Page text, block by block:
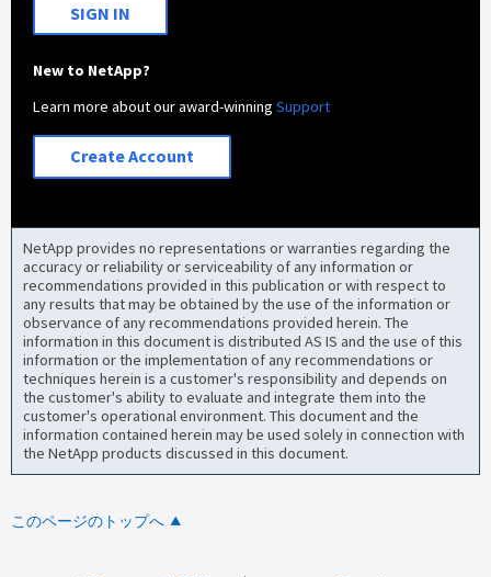
SIGN IN
New to NetApp?
Learn more about our award-winningSupport
Create Account
NetApp provides no representations or warranties regarding the
accuracy or reliability or serviceability of any information or
recommendations provided in this publication or with respect to
any results that may be obtained by the use of the information or
observance of any recommendations provided herein. The
information in this document is distributed AS IS and the use of this
information or the implementation of any recommendations or
techniques herein is a customer's responsibility and depends on
the customer's ability to evaluate and integrate them into the
customer's operational environment. This document and the
information contained herein may be used solely in connection with
the NetApp products discussed in this document.
このページのトップへ